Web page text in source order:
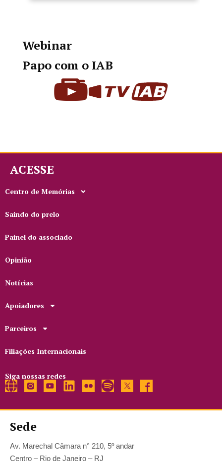
Webinar
Papo com o IAB
ACESSE
Centro de Memórias
Saindo do prelo
Painel do associado
Opinião
Notícias
Apoiadores
Parceiros
Filiações Internacionais
Siga nossas redes
Sede
Av. Marechal Câmara n° 210, 5º andar
Centro – Rio de Janeiro – RJ